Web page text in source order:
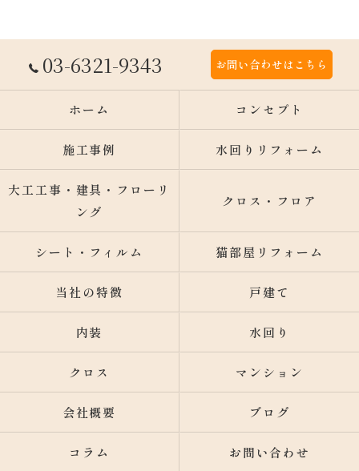
03-6321-9343 お問い合わせはこちら
ホーム コンセプト
施工事例 水回りリフォーム
大工工事・建具・フローリ
ング
クロス・フロア
シート・フィルム 猫部屋リフォーム
当社の特徴 戸建て
内装 水回り
クロス マンション
会社概要 ブログ
コラム お問い合わせ